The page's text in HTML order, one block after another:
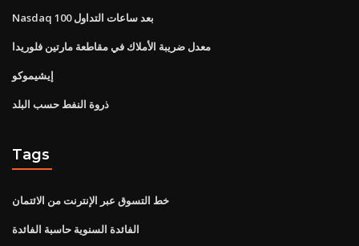
Nasdaq 100 بعد ساعات التداول
معدل ضريبة الأملاك في مقاطعة مارتين فلوريدا
إيشيموكو
ذروة النفط حسب البلد
Tags
خط التسوق عبر الإنترنت من الائتمان
الفائدة السنوية حاسبة الفائدة